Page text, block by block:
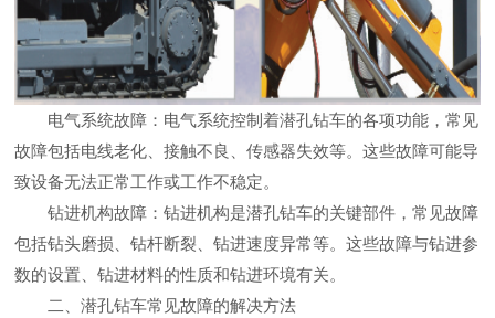
电气系统故障：电气系统控制着潜孔钻车的各项功能，常见
故障包括电线老化、接触不良、传感器失效等。这些故障可能导
致设备无法正常工作或工作不稳定。
钻进机构故障：钻进机构是潜孔钻车的关键部件，常见故障
包括钻头磨损、钻杆断裂、钻进速度异常等。这些故障与钻进参
数的设置、钻进材料的性质和钻进环境有关。
二、潜孔钻车常见故障的解决方法